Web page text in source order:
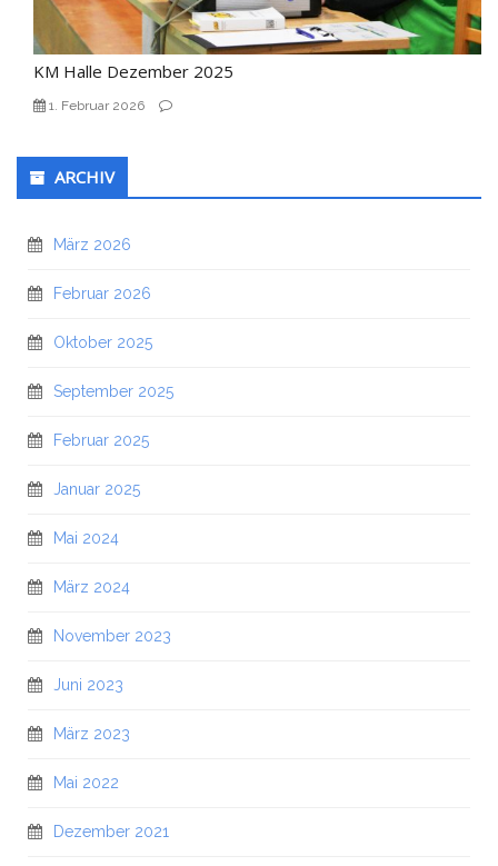
KM Halle Dezember 2025
1. Februar 2026
ARCHIV
März 2026
Februar 2026
Oktober 2025
September 2025
Februar 2025
Januar 2025
Mai 2024
März 2024
November 2023
Juni 2023
März 2023
Mai 2022
Dezember 2021